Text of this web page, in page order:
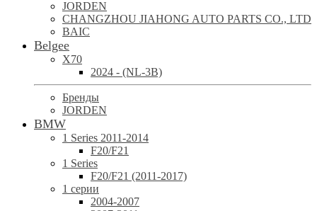
JORDEN
CHANGZHOU JIAHONG AUTO PARTS CO., LTD
BAIC
Belgee
X70
2024 - (NL-3B)
Бренды
JORDEN
BMW
1 Series 2011-2014
F20/F21
1 Series
F20/F21 (2011-2017)
1 серии
2004-2007